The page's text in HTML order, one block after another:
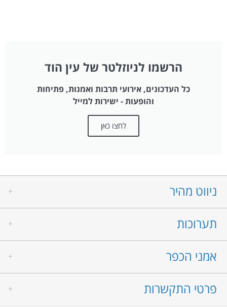
הרשמו לניוזלטר של עין הוד
כל העדכונים, אירועי תרבות ואמנות, פתיחות
והופעות - ישירות למייל
לחצו כאן
ניווט מהיר
אמנים
אמנים אורחים
לזכרם
אודות
עין הוד
תערוכות
גלריה לאמנות עין הוד
המעבדאדא
פסלי חוצות
אמני הכפר
אמני הבית
פרטי התקשרות